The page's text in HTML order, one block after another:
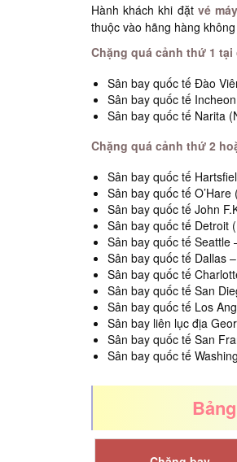
Hành khách khi đặt vé
thuộc vào hãng hàng
Chặng quá cảnh thứ 1 tại
Sân bay quốc tế Đào
Sân bay quốc tế
Sân bay quốc tế Narita
Chặng quá cảnh thứ 2
Sân bay quốc tế
Sân bay quốc tế O’Hare
Sân bay quốc tế John
Sân bay quốc tế Detroit
Sân bay quốc tế Seattle
Sân bay quốc tế Dallas
Sân bay quốc tế
Sân bay quốc tế San
Sân bay quốc tế Los
Sân bay liên lục địa
Sân bay quốc tế San
Sân bay quốc tế